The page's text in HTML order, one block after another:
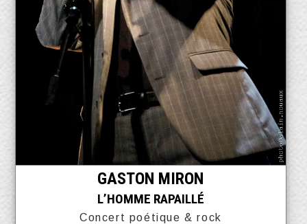
GASTON MIRON
L’HOMME RAPAILLÉ
Concert poétique & rock